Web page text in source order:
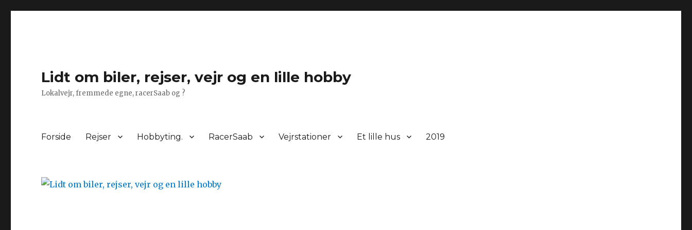
Lidt om biler, rejser, vejr og en lille hobby
Lokalvejr, fremmede egne, racerSaab og ?
Forside Rejser Hobbyting. RacerSaab Vejrstationer Et lille hus 2019